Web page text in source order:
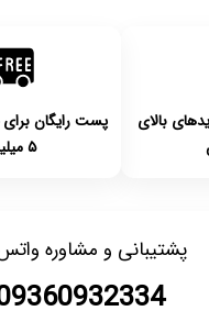
بالای
پست رایگان
۵ میلیون
پشتیبانی و مشاوره